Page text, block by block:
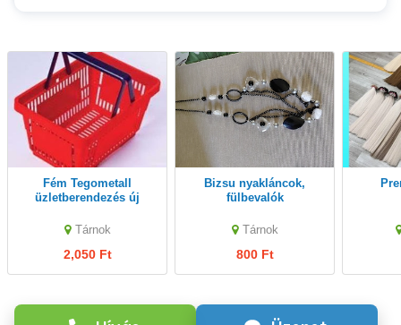
Fém Tegometall
üzletberendezés új
feket,szürke raktárról
Tárnok
2,050 Ft
Bizsu nyakláncok,
fülbevalók
Tárnok
800 Ft